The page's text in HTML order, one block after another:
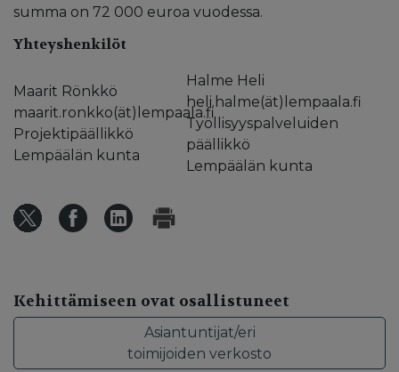
summa on 72 000 euroa vuodessa.
Yhteyshenkilöt
Maarit Rönkkö
maarit.ronkko(ät)lempaala.fi
Projektipäällikkö
Lempäälän kunta
Halme Heli
heli.halme(ät)lempaala.fi
Työllisyyspalveluiden
päällikkö
Lempäälän kunta
Kehittämiseen ovat osallistuneet
Asiantuntijat/eri
toimijoiden verkosto